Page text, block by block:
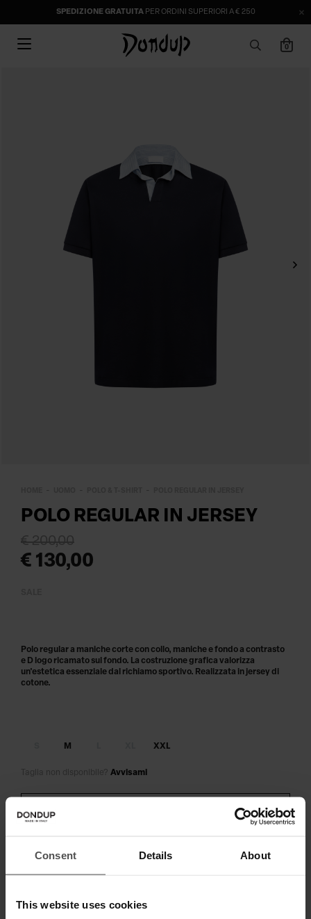
Consent Details About
This website uses cookies
SPEDIZIONE GRATUITAPER ORDINI SUPERIORI A € 250
0
POLO REGULAR IN JERSEY
€ 130,00
€ 200,00
M XXL
Taglia non disponibile? Avvisami
Polo regular a maniche corte con collo, maniche e fondo a contrasto
e D logo ricamato sul fondo. La costruzione grafica valorizza
un'estetica essenziale dal richiamo sportivo. Realizzata in jersey di
cotone.